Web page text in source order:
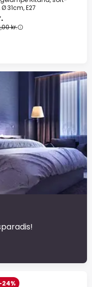
31cm, E27
kr.